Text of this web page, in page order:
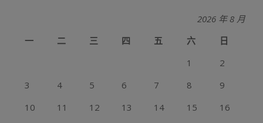
2026 年 8 月
一
二 三 四 五 六
日
1
2
3
4 5 6 7 8
9
10
11 12 13 14 15
16